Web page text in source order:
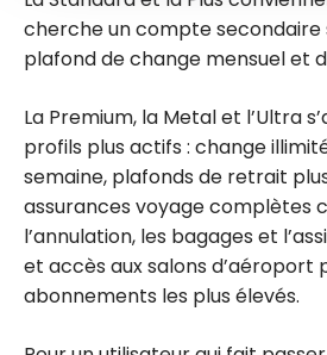
cherche un compte secondaire
plafond de change mensuel et
La Premium, la Metal et l’Ultra
profils plus actifs : change
semaine, plafonds de retrait
assurances voyage complètes
l’annulation, les bagages et
et accès aux salons d’aéroport
abonnements les plus élevés.